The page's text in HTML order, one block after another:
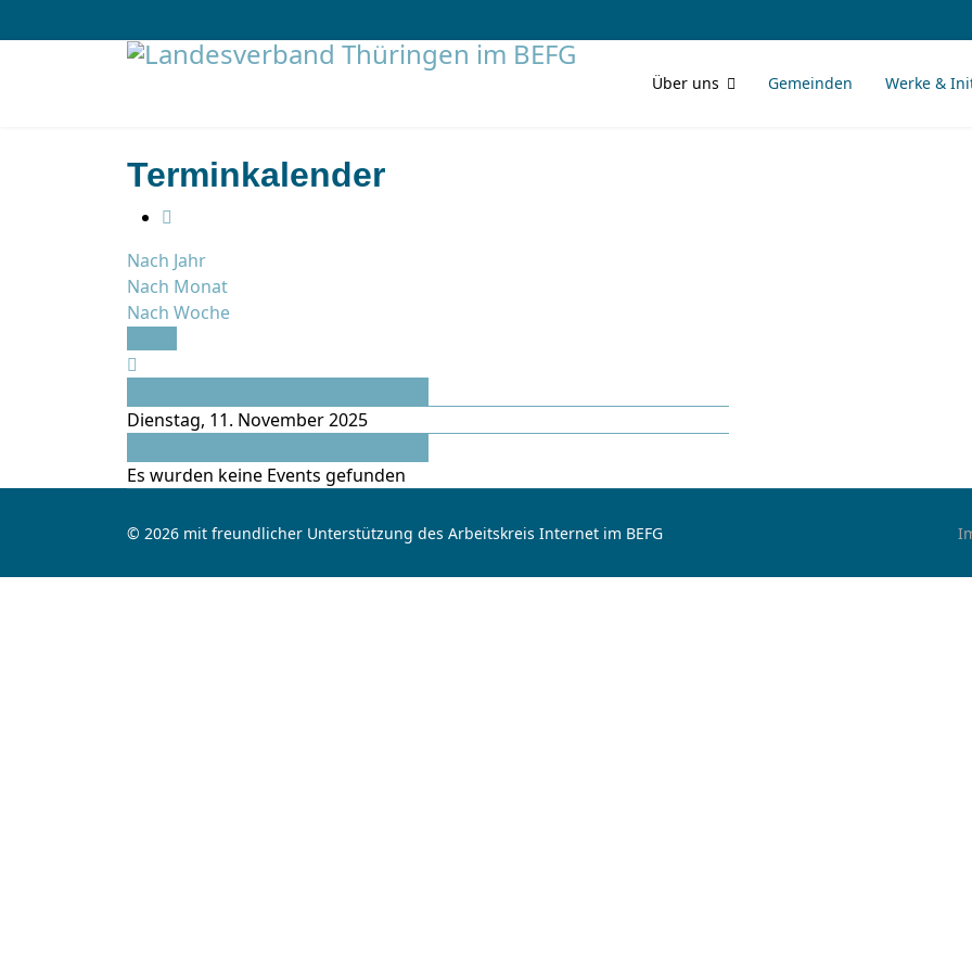
Über uns Gemeinden Werke &
Terminkalender
Nach Jahr
Nach Monat
Nach Woche
Dienstag, 11. November 2025
Es wurden keine Events gefunden
© 2026 mit freundlicher Unterstützung des Arbeitskreis Internet im BEFG